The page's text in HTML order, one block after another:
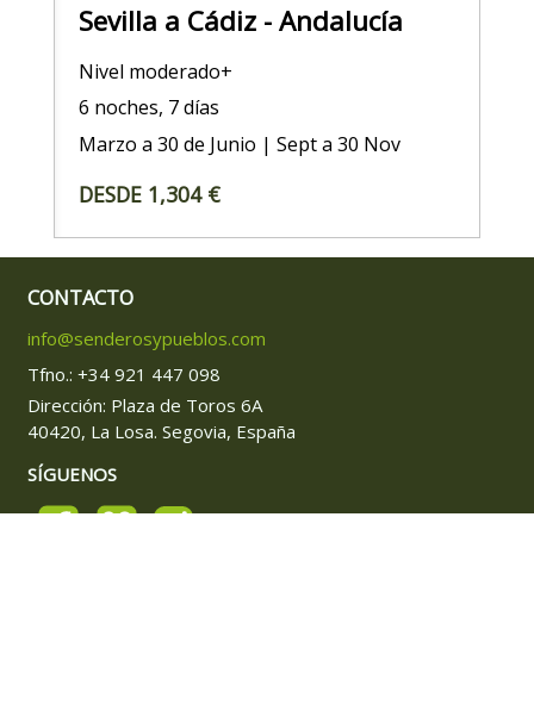
Sevilla a Cádiz - Andalucía
Nivel moderado+
6 noches, 7 días
Marzo a 30 de Junio | Sept a 30 Nov
DESDE 1,304 €
CONTACTO
info@senderosypueblos.com
Tfno.: +34 921 447 098
Dirección: Plaza de Toros 6A
40420, La Losa. Segovia, España
SÍGUENOS